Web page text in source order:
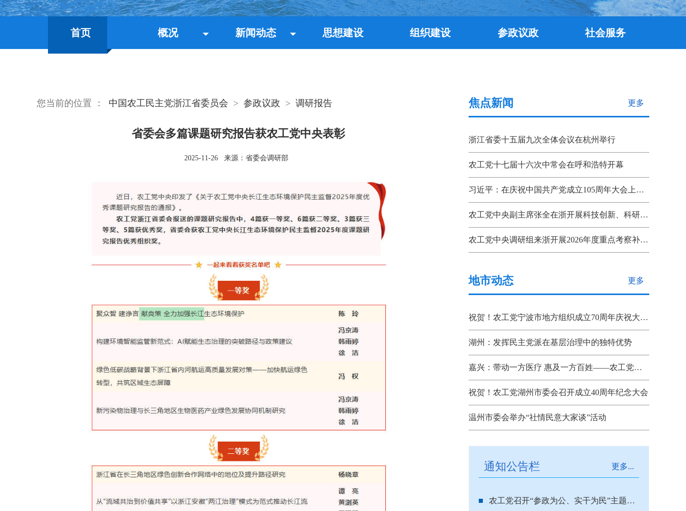
首页 概况 新闻动态 思想建设 组织建设 参政议政 社会服务
您当前的位置 ： 中国农工民主党浙江省委员会 > 参政议政 > 调研报告
省委会多篇课题研究报告获农工党中央表彰
2025-11-26 来源：省委会调研部
更多
焦点新闻
浙江省委十五届九次全体会议在杭州举行
农工党十七届十六次中常会在呼和浩特开幕
习近平：在庆祝中国共产党成立105周年大会上的讲话
农工党中央副主席张全在浙开展科技创新、科研成果转化机制调研
农工党中央调研组来浙开展2026年度重点考察补充调研
更多
地市动态
祝贺！农工党宁波市地方组织成立70周年庆祝大会召开
湖州：发挥民主党派在基层治理中的独特优势
嘉兴：带动一方医疗 惠及一方百姓——农工党省、市、县三级组织联动助推嘉善“双示范”建设
祝贺！农工党湖州市委会召开成立40周年纪念大会
温州市委会举办“社情民意大家谈”活动
更多...
通知公告栏
农工党召开“参政为公、实干为民”主题教育动员部署会 浙江设分会场